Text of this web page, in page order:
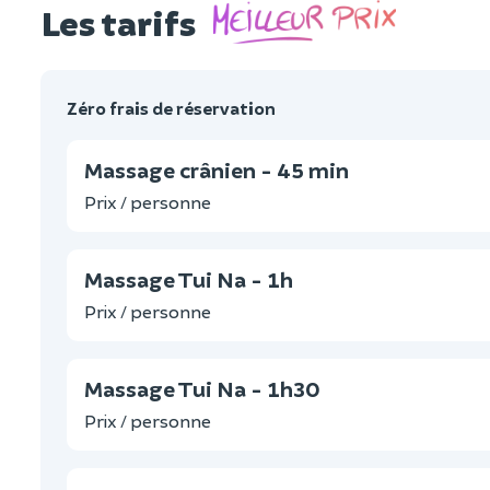
Les tarifs
Zéro frais de réservation
Massage crânien - 45 min
Prix / personne
Massage Tui Na - 1h
Prix / personne
Massage Tui Na - 1h30
Prix / personne